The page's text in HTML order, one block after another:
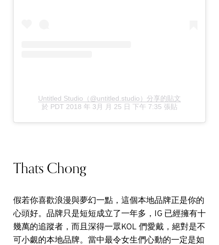
Untitled Studio（@untitled.studio）分享的貼文
於 PDT 2018 年 3月 月 25 日 下午 7:35 張貼
Thats Chong
假若你喜歡浪漫與夢幻一點，這個本地品牌正是你的
心頭好。品牌只是短短成立了一年多，IG 已經擁有十
幾萬的追蹤者，而且深得一眾KOL 們愛戴，絕對是不
可小覷的本地品牌。當中最令女生們心動的一定是如